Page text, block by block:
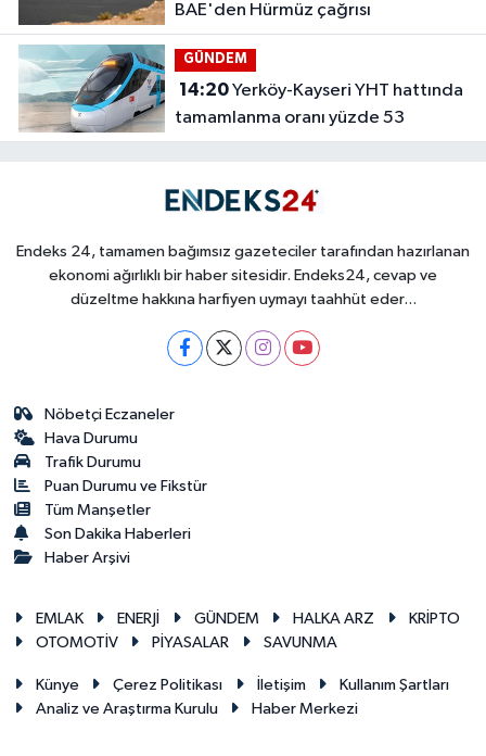
BAE'den Hürmüz çağrısı
GÜNDEM
14:20Yerköy-Kayseri YHT hattında
tamamlanma oranı yüzde 53
Endeks 24, tamamen bağımsız gazeteciler tarafından hazırlanan
ekonomi ağırlıklı bir haber sitesidir. Endeks24, cevap ve
düzeltme hakkına harfiyen uymayı taahhüt eder...
Nöbetçi Eczaneler
Hava Durumu
Trafik Durumu
Puan Durumu ve Fikstür
Tüm Manşetler
Son Dakika Haberleri
Haber Arşivi
EMLAK ENERJİ GÜNDEM HALKA ARZ
KRİPTO
OTOMOTİV
PİYASALAR SAVUNMA
Künye Çerez Politikası İletişim
Kullanım Şartları
Analiz ve Araştırma Kurulu
Haber Merkezi